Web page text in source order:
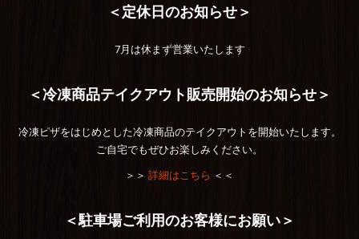
＜定休日のお知らせ＞
7月は休まず営業いたします
＜冷凍商品テイクアウト販売開始のお知らせ＞
冷凍ピザをはじめとした冷凍商品のテイクアウトを開始いたします。
ご自宅でもぜひお楽しみください。
＞＞ 詳細はこちら ＜＜
＜駐車場ご利用のお客様にお願い＞